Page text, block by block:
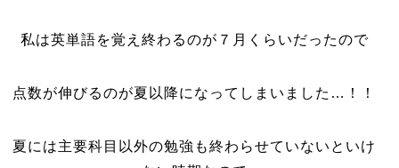
私は英単語を覚え終わるのが７月くらいだったので
点数が伸びるのが夏以降になってしまいました…！！
夏には主要科目以外の勉強も終わらせていないといけ